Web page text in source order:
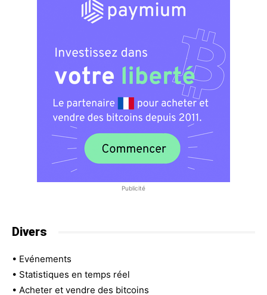
Publicité
Divers
• Evénements
• Statistiques en temps réel
• Acheter et vendre des bitcoins